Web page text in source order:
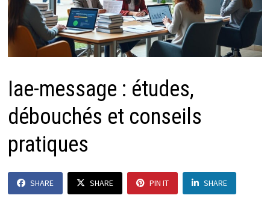
Iae-message : études,
débouchés et conseils
pratiques
SHARE SHARE PIN IT SHARE